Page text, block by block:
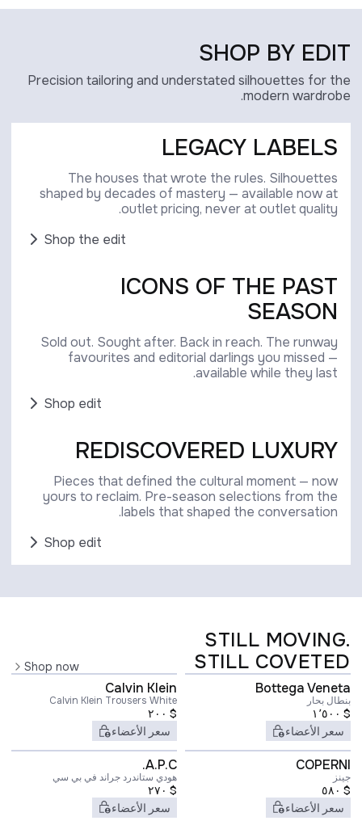
SHOP BY EDIT
Precision tailoring and understated silhouettes for the
modern wardrobe.
LEGACY LABELS
The houses that wrote the rules. Silhouettes
shaped by decades of mastery — available now at
outlet pricing, never at outlet quality.
Shop the edit
ICONS OF THE PAST
SEASON
Sold out. Sought after. Back in reach. The runway
favourites and editorial darlings you missed —
available while they last.
Shop edit
REDISCOVERED LUXURY
Pieces that defined the cultural moment — now
yours to reclaim. Pre-season selections from the
labels that shaped the conversation.
Shop edit
STILL MOVING.
STILL COVETED
Shop now
Bottega Veneta
بنطال بحار
$ ١٬٥٠٠
سعر الأعضاء
Calvin Klein
Calvin Klein Trousers White
$ ٢٠٠
سعر الأعضاء
COPERNI
جينز
$ ٥٨٠
سعر الأعضاء
A.P.C.
هودي ستاندرد جراند في بي سي
$ ٢٧٠
سعر الأعضاء